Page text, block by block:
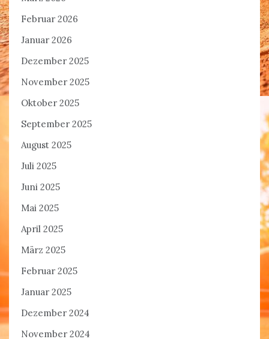
Februar 2026
Januar 2026
Dezember 2025
November 2025
Oktober 2025
September 2025
August 2025
Juli 2025
Juni 2025
Mai 2025
April 2025
März 2025
Februar 2025
Januar 2025
Dezember 2024
November 2024